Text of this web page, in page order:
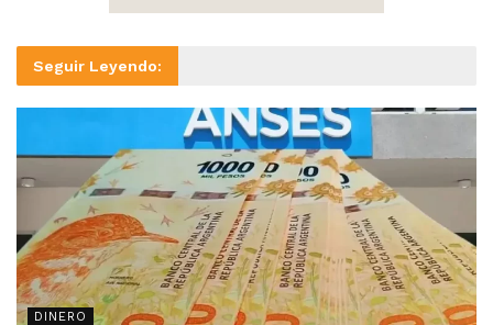
Seguir Leyendo:
DINERO